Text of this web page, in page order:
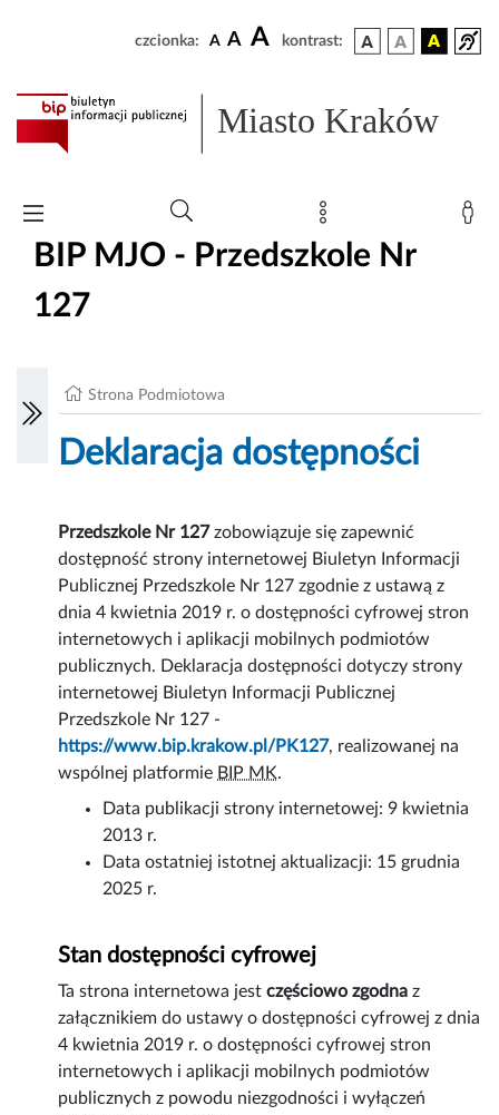
czcionka: A A A kontrast:
Miasto Kraków
BIP MJO - Przedszkole Nr
127
Strona Podmiotowa
Deklaracja dostępności
Przedszkole Nr 127zobowiązuje się zapewnić
dostępnośćstrony internetowej Biuletyn Informacji
Publicznej Przedszkole Nr 127 zgodnie z ustawą z
dnia 4 kwietnia 2019 r. o dostępności cyfrowej stron
internetowych i aplikacji mobilnych podmiotów
publicznych. Deklaracja dostępności dotyczy strony
internetowej Biuletyn Informacji Publicznej
Przedszkole Nr 127 -
https://www.bip.krakow.pl/PK127, realizowanej na
wspólnej platformie BIP MK.
Data publikacji strony internetowej: 9 kwietnia
2013 r.
Data ostatniej istotnej aktualizacji: 15 grudnia
2025 r.
Stan dostępności cyfrowej
Ta strona internetowa jestczęściowo zgodna z
załącznikiem do ustawy o dostępności cyfrowej z dnia
4 kwietnia 2019 r. o dostępności cyfrowej stron
internetowych i aplikacji mobilnych podmiotów
publicznych z powodu niezgodności i wyłączeń